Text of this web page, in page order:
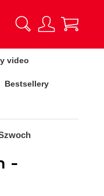
video
Bestsellery
-